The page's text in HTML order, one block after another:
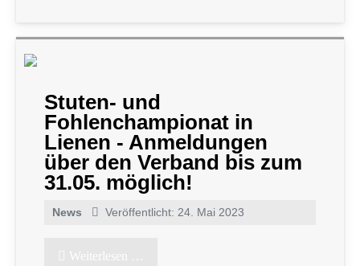
Stuten- und
Fohlenchampionat in
Lienen - Anmeldungen
über den Verband bis zum
31.05. möglich!
News Veröffentlicht: 24. Mai 2023
Weiterlesen …